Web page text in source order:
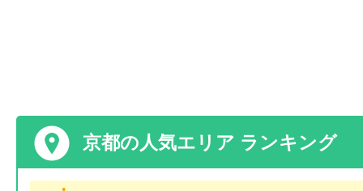
京都の人気エリア ランキング